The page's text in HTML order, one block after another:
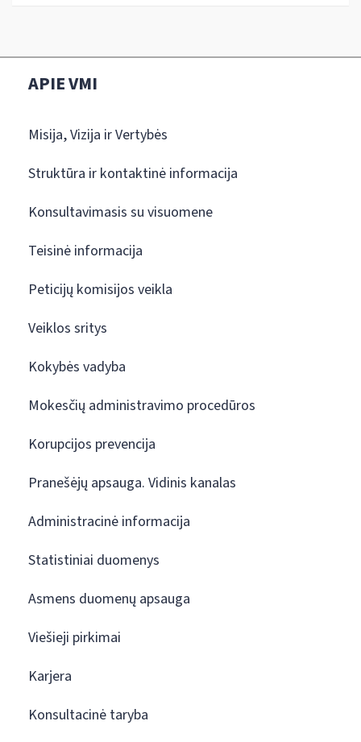
APIE VMI
Misija, Vizija ir Vertybės
Struktūra ir kontaktinė informacija
Konsultavimasis su visuomene
Teisinė informacija
Peticijų komisijos veikla
Veiklos sritys
Kokybės vadyba
Mokesčių administravimo procedūros
Korupcijos prevencija
Pranešėjų apsauga. Vidinis kanalas
Administracinė informacija
Statistiniai duomenys
Asmens duomenų apsauga
Viešieji pirkimai
Karjera
Konsultacinė taryba